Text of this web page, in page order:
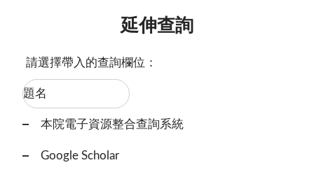
延伸查詢
請選擇帶入的查詢欄位：
本院電子資源整合查詢系統
Google Scholar